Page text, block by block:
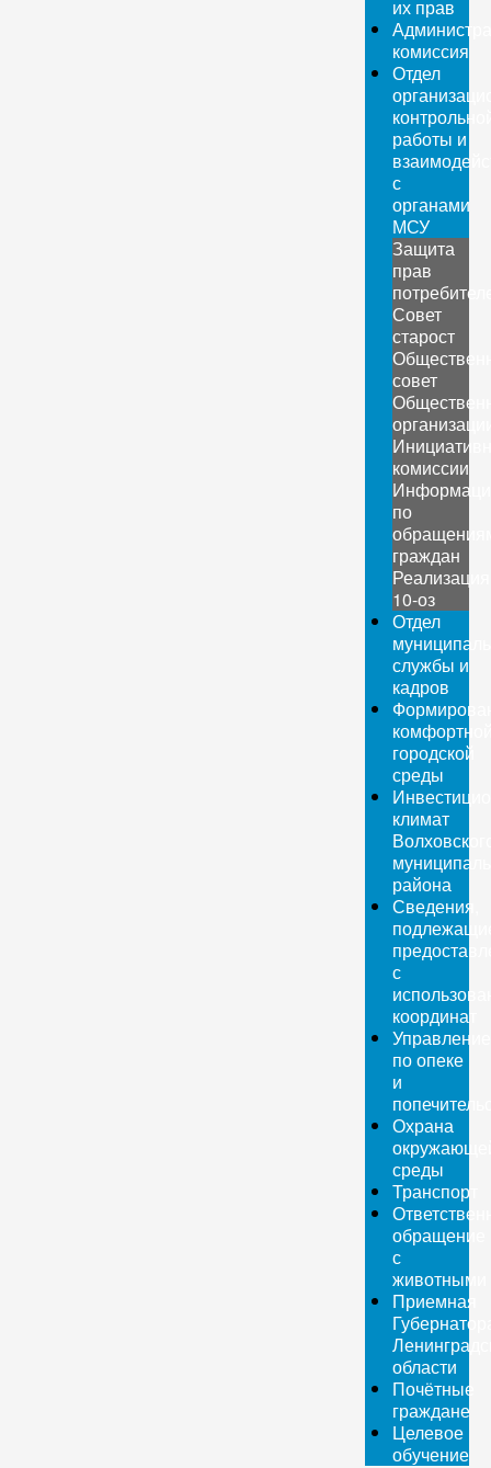
их прав
комиссия
Отдел
работы и
с
органами
МСУ
Защита
прав
Совет
старост
совет
комиссии
по
граждан
Реализация
10-оз
Отдел
службы и
кадров
городской
среды
климат
района
Сведения,
с
координат
Управление
по опеке
и
Охрана
среды
Транспорт
обращение
с
животными
Приемная
области
Почётные
граждане
Целевое
обучение